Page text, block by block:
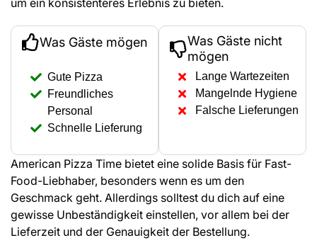
um ein konsistenteres Erlebnis zu bieten.
Was Gäste mögen
Gute Pizza
Freundliches
Personal
Schnelle Lieferung
Was Gäste nicht
mögen
Lange Wartezeiten
Mangelnde Hygiene
Falsche Lieferungen
American Pizza Time bietet eine solide Basis für Fast-
Food-Liebhaber, besonders wenn es um den
Geschmack geht. Allerdings solltest du dich auf eine
gewisse Unbeständigkeit einstellen, vor allem bei der
Lieferzeit und der Genauigkeit der Bestellung.